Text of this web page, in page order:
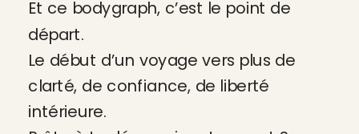
Et ce bodygraph, c’est le point de
départ.
Le début d’un voyage vers plus de
clarté, de confiance, de liberté
intérieure.